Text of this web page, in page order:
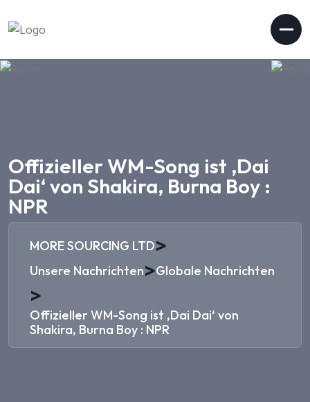
Offizieller WM-Song ist ‚Dai
Dai‘ von Shakira, Burna Boy :
NPR
MORE SOURCING LTD>
Unsere Nachrichten>Globale Nachrichten
>
Offizieller WM-Song ist ‚Dai Dai‘ von
Shakira, Burna Boy : NPR